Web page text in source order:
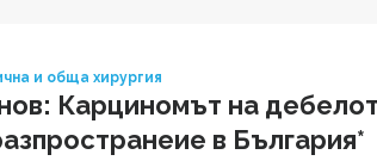
и обща хирургия
Карциномът на
в България*